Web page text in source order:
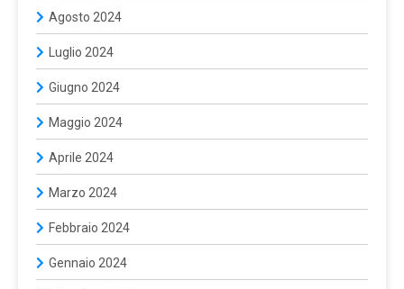
Agosto 2024
Luglio 2024
Giugno 2024
Maggio 2024
Aprile 2024
Marzo 2024
Febbraio 2024
Gennaio 2024